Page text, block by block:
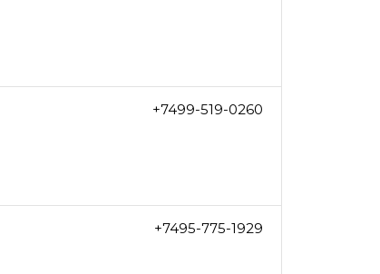
+7499-519-0260
+7495-775-1929